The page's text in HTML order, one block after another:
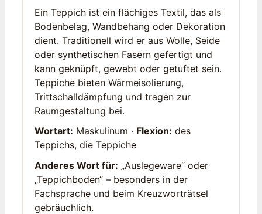
Ein Teppich ist ein flächiges Textil, das als
Bodenbelag, Wandbehang oder Dekoration
dient. Traditionell wird er aus Wolle, Seide
oder synthetischen Fasern gefertigt und
kann geknüpft, gewebt oder getuftet sein.
Teppiche bieten Wärmeisolierung,
Trittschalldämpfung und tragen zur
Raumgestaltung bei.
Wortart: Maskulinum · Flexion: des
Teppichs, die Teppiche
Anderes Wort für: „Auslegeware“ oder
„Teppichboden“ – besonders in der
Fachsprache und beim Kreuzworträtsel
gebräuchlich.